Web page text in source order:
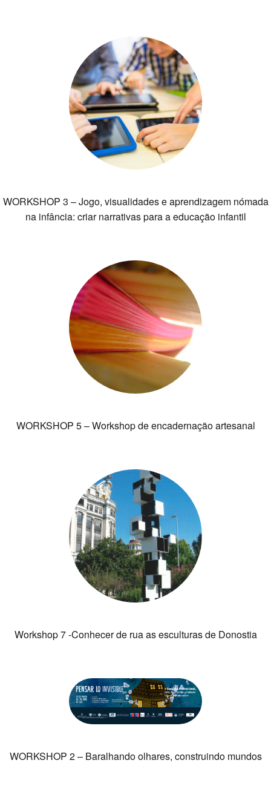
WORKSHOP 3 – Jogo, visualidades e aprendizagem nómada
na infância: criar narrativas para a educação infantil
WORKSHOP 5 – Workshop de encadernação artesanal
Workshop 7 -Conhecer de rua as esculturas de Donostia
WORKSHOP 2 – Baralhando olhares, construindo mundos